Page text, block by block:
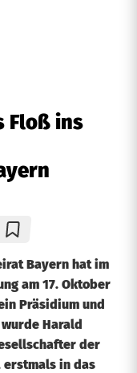
Floß ins
Bayern hat im
am 17. Oktober
Präsidium und
Harald
der
erstmals in das